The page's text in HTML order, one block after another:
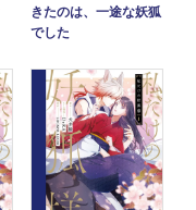
きたのは、一途な妖狐
でした